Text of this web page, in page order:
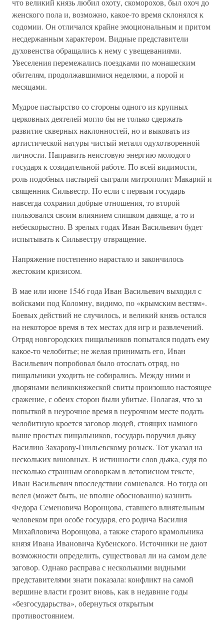
что великий князь любил охоту, скоморохов, был охоч до
женского пола и, возможно, какое-то время склонялся к
содомии. Он отличался крайне эмоциональным и притом
несдержанным характером. Видные представители
духовенства обращались к нему с увещеваниями.
Увеселения перемежались поездками по монашеским
обителям, продолжавшимися неделями, а порой и
месяцами.
Мудрое пастырство со стороны одного из крупных
церковных деятелей могло бы не только сдержать
развитие скверных наклонностей, но и выковать из
артистической натуры чистый металл одухотворенной
личности. Направить неистовую энергию молодого
государя к созидательной работе. По всей видимости,
роль подобных пастырей сыграли митрополит Макарий и
священник Сильвестр. Но если с первым государь
навсегда сохранил добрые отношения, то второй
пользовался своим влиянием слишком давяще, а то и
небескорыстно. В зрелых годах Иван Васильевич будет
испытывать к Сильвестру отвращение.
Напряжение постепенно нарастало и закончилось
жестоким кризисом.
В мае или июне 1546 года Иван Васильевич выходил с
войсками под Коломну, видимо, по «крымским вестям».
Боевых действий не случилось, и великий князь остался
на некоторое время в тех местах для игр и развлечений.
Отряд новгородских пищальников попытался подать ему
какое-то челобитье; не желая принимать его, Иван
Васильевич попробовал было отослать отряд, но
пищальники уходить не собирались. Между ними и
дворянами великокняжеской свиты произошло настоящее
сражение, с обеих сторон были убитые. Полагая, что за
попыткой в неурочное время в неурочном месте подать
челобитную кроется заговор людей, стоящих намного
выше простых пищальников, государь поручил дьяку
Василию Захарову-Гнильевскому розыск. Тот указал на
нескольких виновных. В истинности слов дьяка, судя по
несколько странным оговоркам в летописном тексте,
Иван Васильевич впоследствии сомневался. Но тогда он
велел (может быть, не вполне обоснованно) казнить
Федора Семеновича Воронцова, ставшего влиятельным
человеком при особе государя, его родича Василия
Михайловича Воронцова, а также старого крамольника
князя Ивана Ивановича Кубенского. Источники не дают
возможности определить, существовал ли на самом деле
заговор. Однако расправа с несколькими видными
представителями знати показала: конфликт на самой
вершине власти грозит вновь, как в недавние годы
«безгосударьства», обернуться открытым
противостоянием.